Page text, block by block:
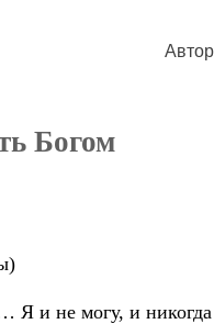
Богом
Я и не могу, и